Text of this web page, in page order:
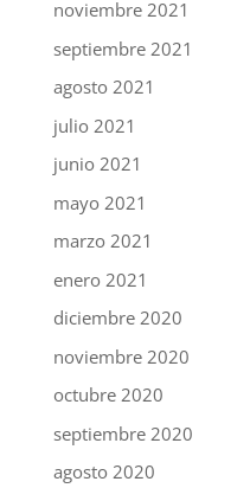
noviembre 2021
septiembre 2021
agosto 2021
julio 2021
junio 2021
mayo 2021
marzo 2021
enero 2021
diciembre 2020
noviembre 2020
octubre 2020
septiembre 2020
agosto 2020